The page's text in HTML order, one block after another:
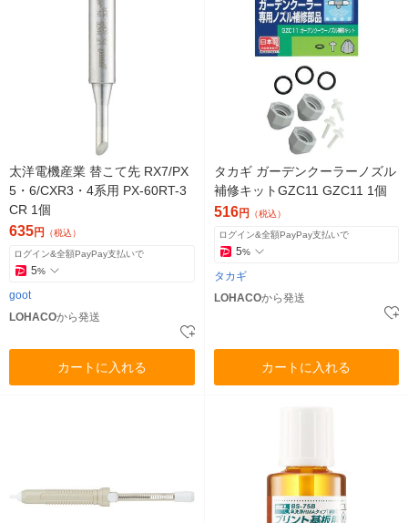
太洋電機産業 替こて先 RX7/PX
5・6/CXR3・4系用 PX-60RT-3
CR 1個
635円 （税込）
ログイン&全額PayPay支払いで
5%
goot
LOHACOから発送
カートに入れる
タカギ ガーデンクーラーノズル
補修キットGZC11 GZC11 1個
516円 （税込）
ログイン&全額PayPay支払いで
5%
タカギ
LOHACOから発送
カートに入れる